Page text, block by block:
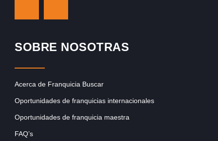
SOBRE NOSOTRAS
Acerca de Franquicia Buscar
Oportunidades de franquicias internacionales
Oportunidades de franquicia maestra
FAQ’s